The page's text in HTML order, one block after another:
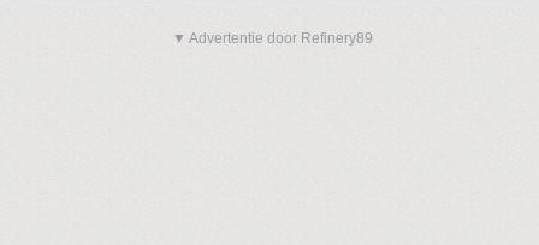
▼ Advertentie door Refinery89